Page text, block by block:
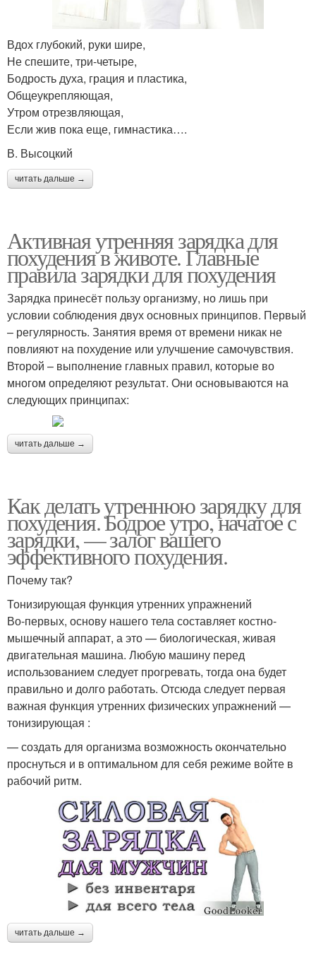
Вдох глубокий, руки шире,
Не спешите, три-четыре,
Бодрость духа, грация и пластика,
Общеукрепляющая,
Утром отрезвляющая,
Если жив пока еще, гимнастика….
В. Высоцкий
читать дальше →
Активная утренняя зарядка для
похудения в животе. Главные
правила зарядки для похудения
Зарядка принесёт пользу организму, но лишь при
условии соблюдения двух основных принципов. Первый
– регулярность. Занятия время от времени никак не
повлияют на похудение или улучшение самочувствия.
Второй – выполнение главных правил, которые во
многом определяют результат. Они основываются на
следующих принципах:
читать дальше →
Как делать утреннюю зарядку для
похудения. Бодрое утро, начатое с
зарядки, — залог вашего
эффективного похудения.
Почему так?
Тонизирующая функция утренних упражнений
Во-первых, основу нашего тела составляет костно-
мышечный аппарат, а это — биологическая, живая
двигательная машина. Любую машину перед
использованием следует прогревать, тогда она будет
правильно и долго работать. Отсюда следует первая
важная функция утренних физических упражнений —
тонизирующая :
— создать для организма возможность окончательно
проснуться и в оптимальном для себя режиме войте в
рабочий ритм.
читать дальше →